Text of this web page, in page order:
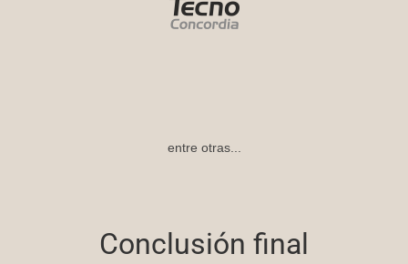
entre otras...
Conclusión final